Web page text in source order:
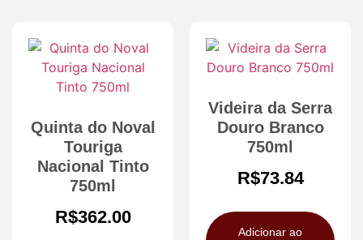
Quinta do Noval
Touriga
Nacional Tinto
750ml
R$362.00
Videira da Serra
Douro Branco
750ml
R$73.84
Adicionar ao